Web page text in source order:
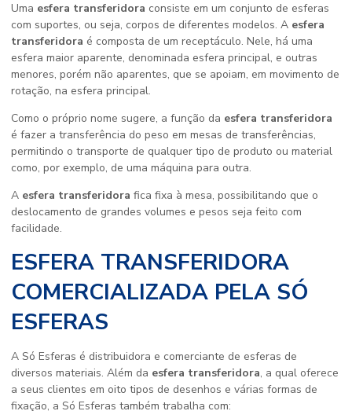
Uma esfera transferidora consiste em um conjunto de esferas
com suportes, ou seja, corpos de diferentes modelos. A esfera
transferidora é composta de um receptáculo. Nele, há uma
esfera maior aparente, denominada esfera principal, e outras
menores, porém não aparentes, que se apoiam, em movimento de
rotação, na esfera principal.
Como o próprio nome sugere, a função da esfera transferidora
é fazer a transferência do peso em mesas de transferências,
permitindo o transporte de qualquer tipo de produto ou material
como, por exemplo, de uma máquina para outra.
A esfera transferidora fica fixa à mesa, possibilitando que o
deslocamento de grandes volumes e pesos seja feito com
facilidade.
ESFERA TRANSFERIDORA
COMERCIALIZADA PELA SÓ
ESFERAS
A Só Esferas é distribuidora e comerciante de esferas de
diversos materiais. Além da esfera transferidora, a qual oferece
a seus clientes em oito tipos de desenhos e várias formas de
fixação, a Só Esferas também trabalha com: